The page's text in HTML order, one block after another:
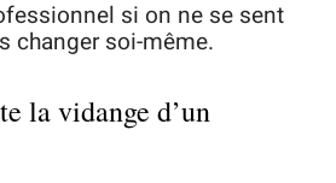
si on ne se sent
changer soi-même.
la vidange d’un